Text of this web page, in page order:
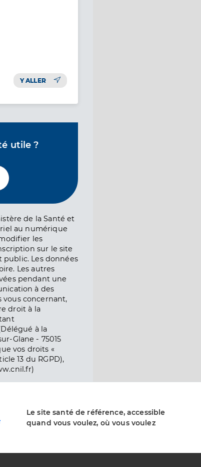
Y ALLER
utile ?
de la Santé et
au numérique
les
sur le site
public. Les données
Les autres
pendant une
à des
vous concernant,
droit à la
à la
Glane - 75015
vos droits «
13 du RGPD),
Le site santé de référence, accessible
quand vous voulez, où vous voulez